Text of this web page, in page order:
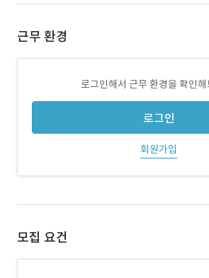
근무 환경
로그인해서 근무 환경을 확인해
로그인
회원가입
모집 요건